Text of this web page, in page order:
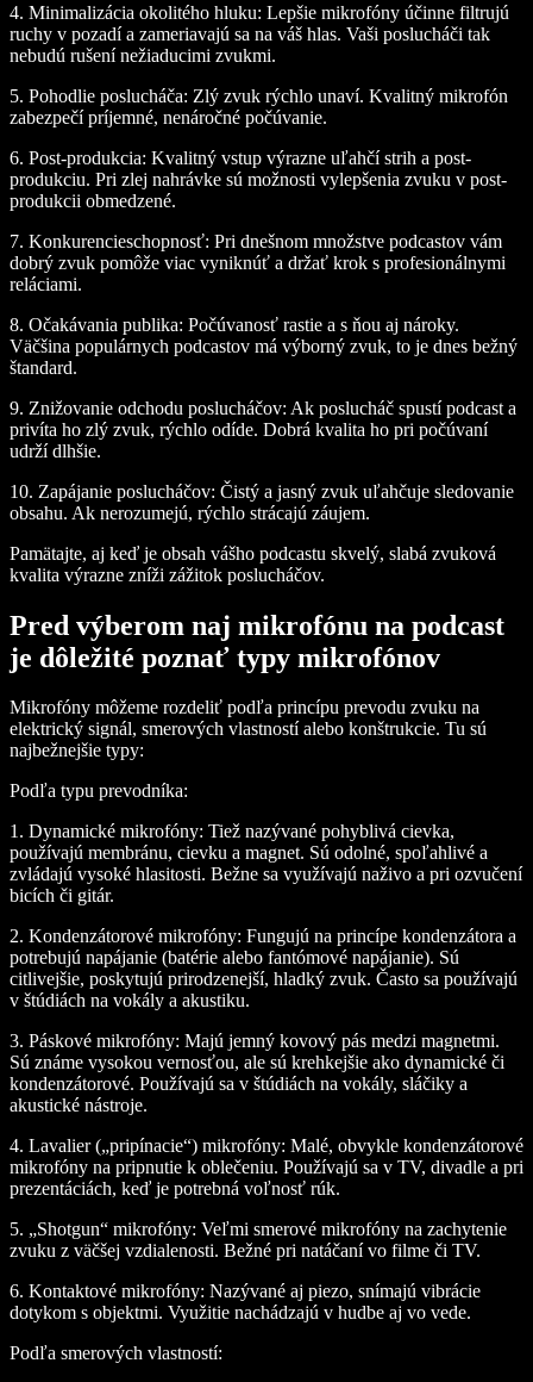
4. Minimalizácia okolitého hluku: Lepšie mikrofóny účinne filtrujú
ruchy v pozadí a zameriavajú sa na váš hlas. Vaši poslucháči tak
nebudú rušení nežiaducimi zvukmi.
5. Pohodlie poslucháča: Zlý zvuk rýchlo unaví. Kvalitný mikrofón
zabezpečí príjemné, nenáročné počúvanie.
6. Post-produkcia: Kvalitný vstup výrazne uľahčí strih a post-
produkciu. Pri zlej nahrávke sú možnosti vylepšenia zvuku v post-
produkcii obmedzené.
7. Konkurencieschopnosť: Pri dnešnom množstve podcastov vám
dobrý zvuk pomôže viac vyniknúť a držať krok s profesionálnymi
reláciami.
8. Očakávania publika: Počúvanosť rastie a s ňou aj nároky.
Väčšina populárnych podcastov má výborný zvuk, to je dnes bežný
štandard.
9. Znižovanie odchodu poslucháčov: Ak poslucháč spustí podcast a
privíta ho zlý zvuk, rýchlo odíde. Dobrá kvalita ho pri počúvaní
udrží dlhšie.
10. Zapájanie poslucháčov: Čistý a jasný zvuk uľahčuje sledovanie
obsahu. Ak nerozumejú, rýchlo strácajú záujem.
Pamätajte, aj keď je obsah vášho podcastu skvelý, slabá zvuková
kvalita výrazne zníži zážitok poslucháčov.
Pred výberom naj mikrofónu na podcast
je dôležité poznať typy mikrofónov
Mikrofóny môžeme rozdeliť podľa princípu prevodu zvuku na
elektrický signál, smerových vlastností alebo konštrukcie. Tu sú
najbežnejšie typy:
Podľa typu prevodníka:
1. Dynamické mikrofóny: Tiež nazývané pohyblivá cievka,
používajú membránu, cievku a magnet. Sú odolné, spoľahlivé a
zvládajú vysoké hlasitosti. Bežne sa využívajú naživo a pri ozvučení
bicích či gitár.
2. Kondenzátorové mikrofóny: Fungujú na princípe kondenzátora a
potrebujú napájanie (batérie alebo fantómové napájanie). Sú
citlivejšie, poskytujú prirodzenejší, hladký zvuk. Často sa používajú
v štúdiách na vokály a akustiku.
3. Páskové mikrofóny: Majú jemný kovový pás medzi magnetmi.
Sú známe vysokou vernosťou, ale sú krehkejšie ako dynamické či
kondenzátorové. Používajú sa v štúdiách na vokály, sláčiky a
akustické nástroje.
4. Lavalier („pripínacie“) mikrofóny: Malé, obvykle kondenzátorové
mikrofóny na pripnutie k oblečeniu. Používajú sa v TV, divadle a pri
prezentáciách, keď je potrebná voľnosť rúk.
5. „Shotgun“ mikrofóny: Veľmi smerové mikrofóny na zachytenie
zvuku z väčšej vzdialenosti. Bežné pri natáčaní vo filme či TV.
6. Kontaktové mikrofóny: Nazývané aj piezo, snímajú vibrácie
dotykom s objektmi. Využitie nachádzajú v hudbe aj vo vede.
Podľa smerových vlastností: